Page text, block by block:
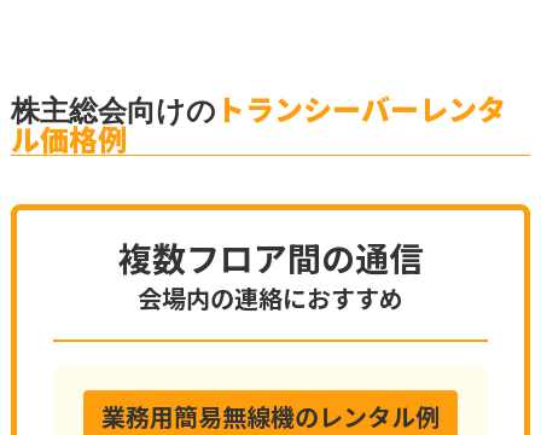
株主総会向けの トランシーバーレンタ
ル価格例
複数フロア間の通信
会場内の連絡におすすめ
業務用簡易無線機のレンタル例